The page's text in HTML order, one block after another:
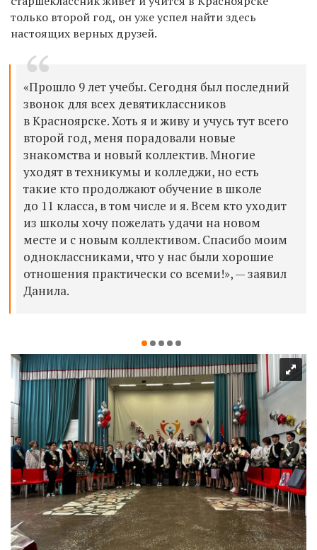
только второй год, он уже успел найти здесь
настоящих верных друзей.
«Прошло 9 лет учебы. Сегодня был последний
звонок для всех девятиклассников
в Красноярске. Хоть я и живу и учусь тут всего
второй год, меня порадовали новые
знакомства и новый коллектив. Многие
уходят в техникумы и колледжи, но есть
такие кто продолжают обучение в школе
до 11 класса, в том числе и я. Всем кто уходит
из школы хочу пожелать удачи на новом
месте и с новым коллективом. Спасибо моим
одноклассниками, что у нас были хорошие
отношения практически со всеми!», — заявил
Данила.